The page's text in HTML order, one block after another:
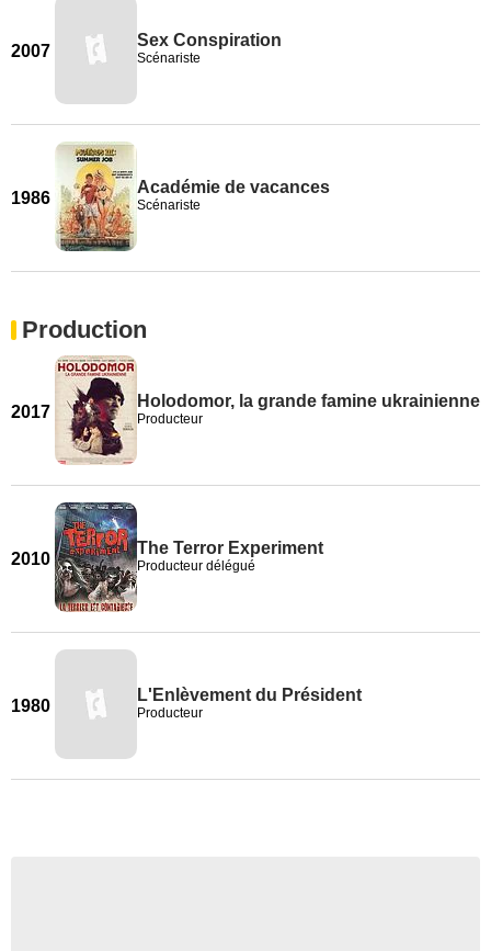
2007
Sex Conspiration
Scénariste
1986
Académie de vacances
Scénariste
Production
2017
Holodomor, la grande famine ukrainienne
Producteur
2010
The Terror Experiment
Producteur délégué
1980
L'Enlèvement du Président
Producteur